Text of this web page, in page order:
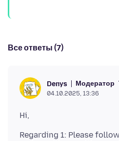
Все ответы (7)
Denys Модератор
04.10.2025, 13:36
Regarding 1: Please